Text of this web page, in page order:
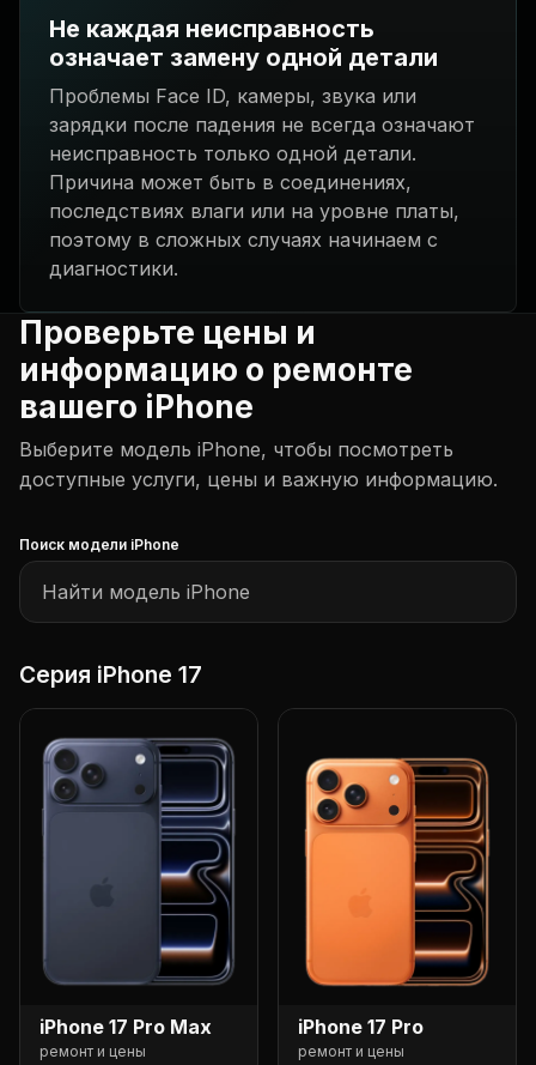
Не каждая неисправность
означает замену одной детали
Проблемы Face ID, камеры, звука или
зарядки после падения не всегда означают
неисправность только одной детали.
Причина может быть в соединениях,
последствиях влаги или на уровне платы,
поэтому в сложных случаях начинаем с
диагностики.
Проверьте цены и
информацию о ремонте
вашего iPhone
Выберите модель iPhone, чтобы посмотреть
доступные услуги, цены и важную информацию.
Поиск модели iPhone
Серия iPhone 17
iPhone 17 Pro Max
ремонт и цены
iPhone 17 Pro
ремонт и цены